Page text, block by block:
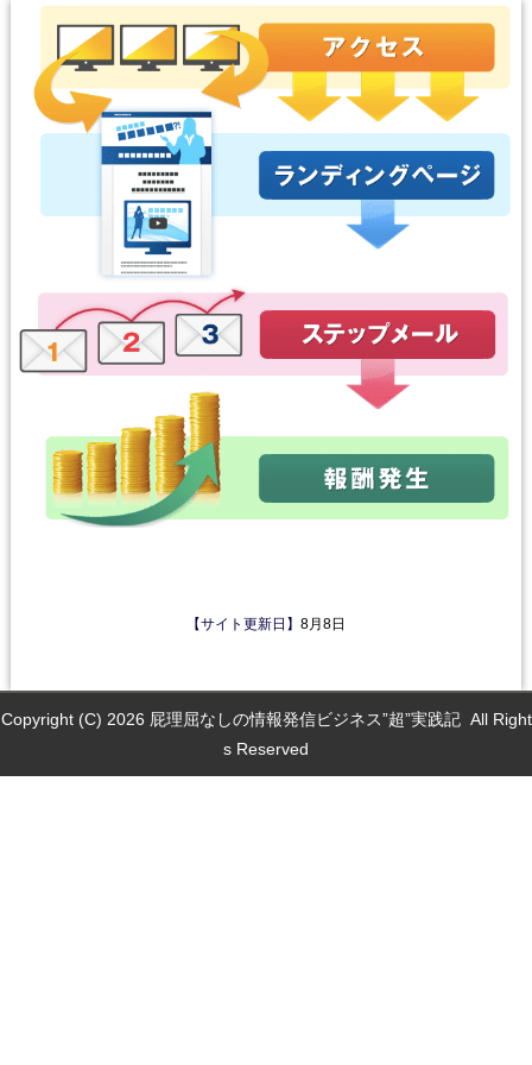
【サイト更新日】 8月8日
Copyright (C) 2026 屁理屈なしの情報発信ビジネス”超”実践記All Right
s Reserved